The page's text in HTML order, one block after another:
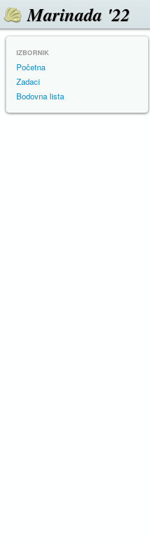
Marinada '22
IZBORNIK
Početna
Zadaci
Bodovna lista